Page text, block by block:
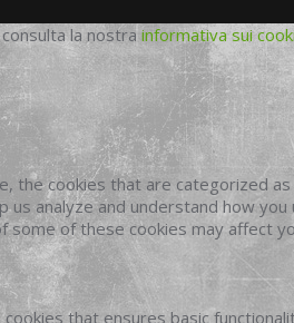
la nostra informativa sui
the cookies that are categorized
analyze and understand how
of these cookies may affect
that ensures basic